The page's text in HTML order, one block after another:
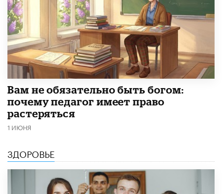
​Вам не обязательно быть богом:
почему педагог имеет право
растеряться
1 ИЮНЯ
ЗДОРОВЬЕ